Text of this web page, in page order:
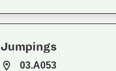
Jumpings
03.A053